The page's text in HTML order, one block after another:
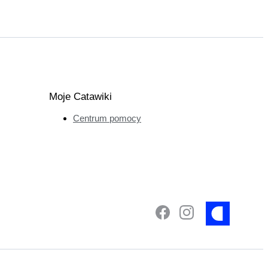
Moje Catawiki
Centrum pomocy